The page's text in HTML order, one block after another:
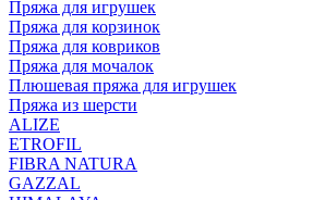
Пряжа для игрушек
Пряжа для корзинок
Пряжа для ковриков
Пряжа для мочалок
Плюшевая пряжа для игрушек
Пряжа из шерсти
ALIZE
ETROFIL
FIBRA NATURA
GAZZAL